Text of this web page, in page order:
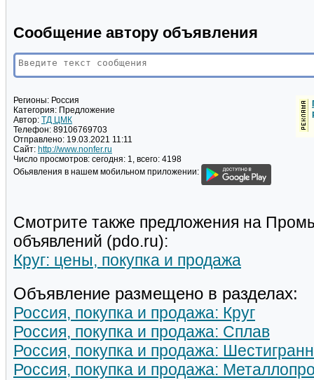
Сообщение автору объявления
Регионы: Россия
Категория: Предложение
Автор: ТД ЦМК
Телефон: 89106769703
Отправлено: 19.03.2021 11:11
Сайт: http://www.nonfer.ru
Число просмотров: сегодня: 1, всего: 4198
Обьявления в нашем мобильном приложении:
Смотрите также предложения на
объявлений (pdo.ru):
Круг: цены, покупка и продажа
Объявление размещено в разделах:
Россия, покупка и продажа: Круг
Россия, покупка и продажа: Сплав
Россия, покупка и продажа:
Россия, покупка и продажа: